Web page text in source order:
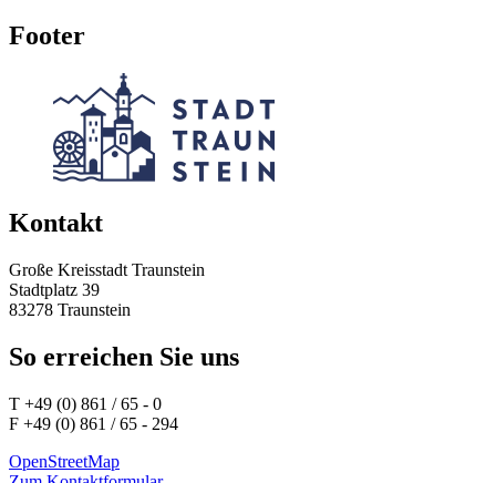
Footer
Kontakt
Große Kreisstadt Traunstein
Stadtplatz 39
83278 Traunstein
So erreichen Sie uns
T +49 (0) 861 / 65 - 0
F +49 (0) 861 / 65 - 294
OpenStreetMap